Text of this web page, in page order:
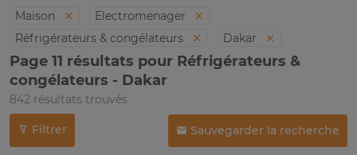
Maison
Electromenager
Réfrigérateurs & congélateurs
Dakar
Page 11 résultats pour Réfrigérateurs &
congélateurs - Dakar
842 résultats trouvés
Filtrer Sauvegarder la recherche